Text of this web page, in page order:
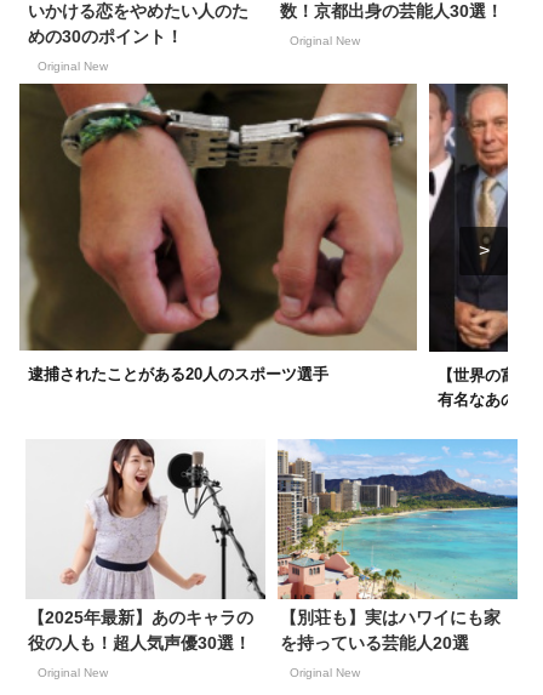
いかける恋をやめたい人のた
めの30のポイント！
Original New
数！京都出身の芸能人30選！
Original New
逮捕されたことがある20人のスポーツ選手
【世界の富
有名なあの人
【2025年最新】あのキャラの
役の人も！超人気声優30選！
Original New
【別荘も】実はハワイにも家
を持っている芸能人20選
Original New